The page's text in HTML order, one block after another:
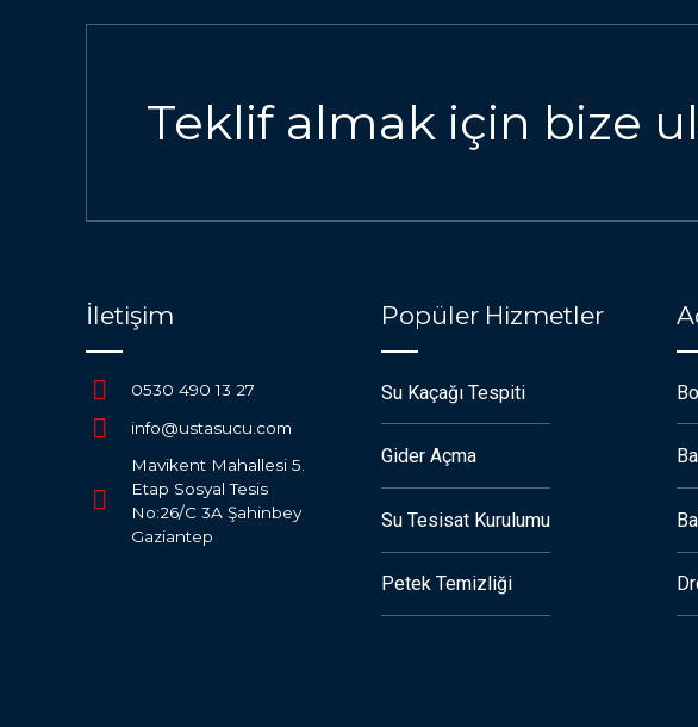
Teklif almak için bize
İletişim
0530 490 13 27
info@ustasucu.com
Mavikent Mahallesi 5.
Etap Sosyal Tesis
No:26/C 3A Şahinbey
Gaziantep
Popüler Hizmetler
Su Kaçağı Tespiti
Gider Açma
Su Tesisat Kurulumu
Petek Temizliği